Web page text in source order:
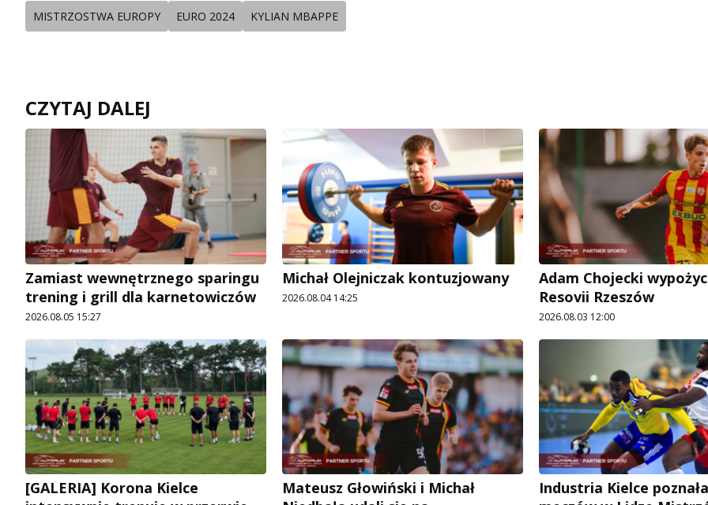
MISTRZOSTWA EUROPY EURO 2024 KYLIAN MBAPPE
CZYTAJ DALEJ
Zamiast wewnętrznego sparingu
trening i grill dla karnetowiczów
2026.08.05 15:27
Michał Olejniczak kontuzjowany
2026.08.04 14:25
Adam Chojecki
Resovii Rzeszów
2026.08.03 12:00
[GALERIA] Korona Kielce
Mateusz Głowiński i Michał
Industria Kielce